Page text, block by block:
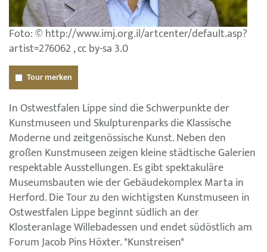
Foto: © http://www.imj.org.il/artcenter/default.asp?
artist=276062 , cc by-sa 3.0
Tour merken
In Ostwestfalen Lippe sind die Schwerpunkte der
Kunstmuseen und Skulpturenparks die Klassische
Moderne und zeitgenössische Kunst. Neben den
großen Kunstmuseen zeigen kleine städtische Galerien
respektable Ausstellungen. Es gibt spektakuläre
Museumsbauten wie der Gebäudekomplex Marta in
Herford. Die Tour zu den wichtigsten Kunstmuseen in
Ostwestfalen Lippe beginnt südlich an der
Klosteranlage Willebadessen und endet südöstlich am
Forum Jacob Pins Höxter. *Kunstreisen*